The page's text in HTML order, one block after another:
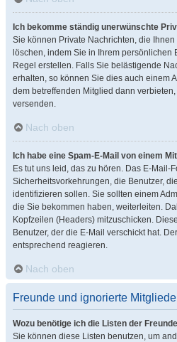
Ich bekomme ständig unerwünschte
Sie können Private Nachrichten, die
löschen, indem Sie in Ihrem persönlichen
Regel erstellen. Falls Sie belästigende
erhalten, so können Sie dies auch einem
dem betreffenden Mitglied dann
versenden.
Nach oben
Ich habe eine Spam-E-Mail von einem
Es tut uns leid, das zu hören. Das E-Mail-
Sicherheitsvorkehrungen, die Benutzer,
identifizieren sollen. Sie sollten einem
die Sie bekommen haben, weiterleiten.
Kopfzeilen (Headers) mitzuschicken.
Benutzer, der die E-Mail verschickt hat.
entsprechend reagieren.
Nach oben
Freunde und ignorierte
Wozu benötige ich die Listen der
Sie können diese Listen benutzen, um